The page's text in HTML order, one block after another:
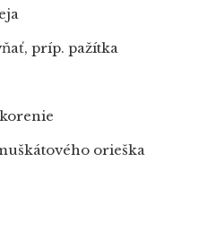
príp. pažítka
orieška